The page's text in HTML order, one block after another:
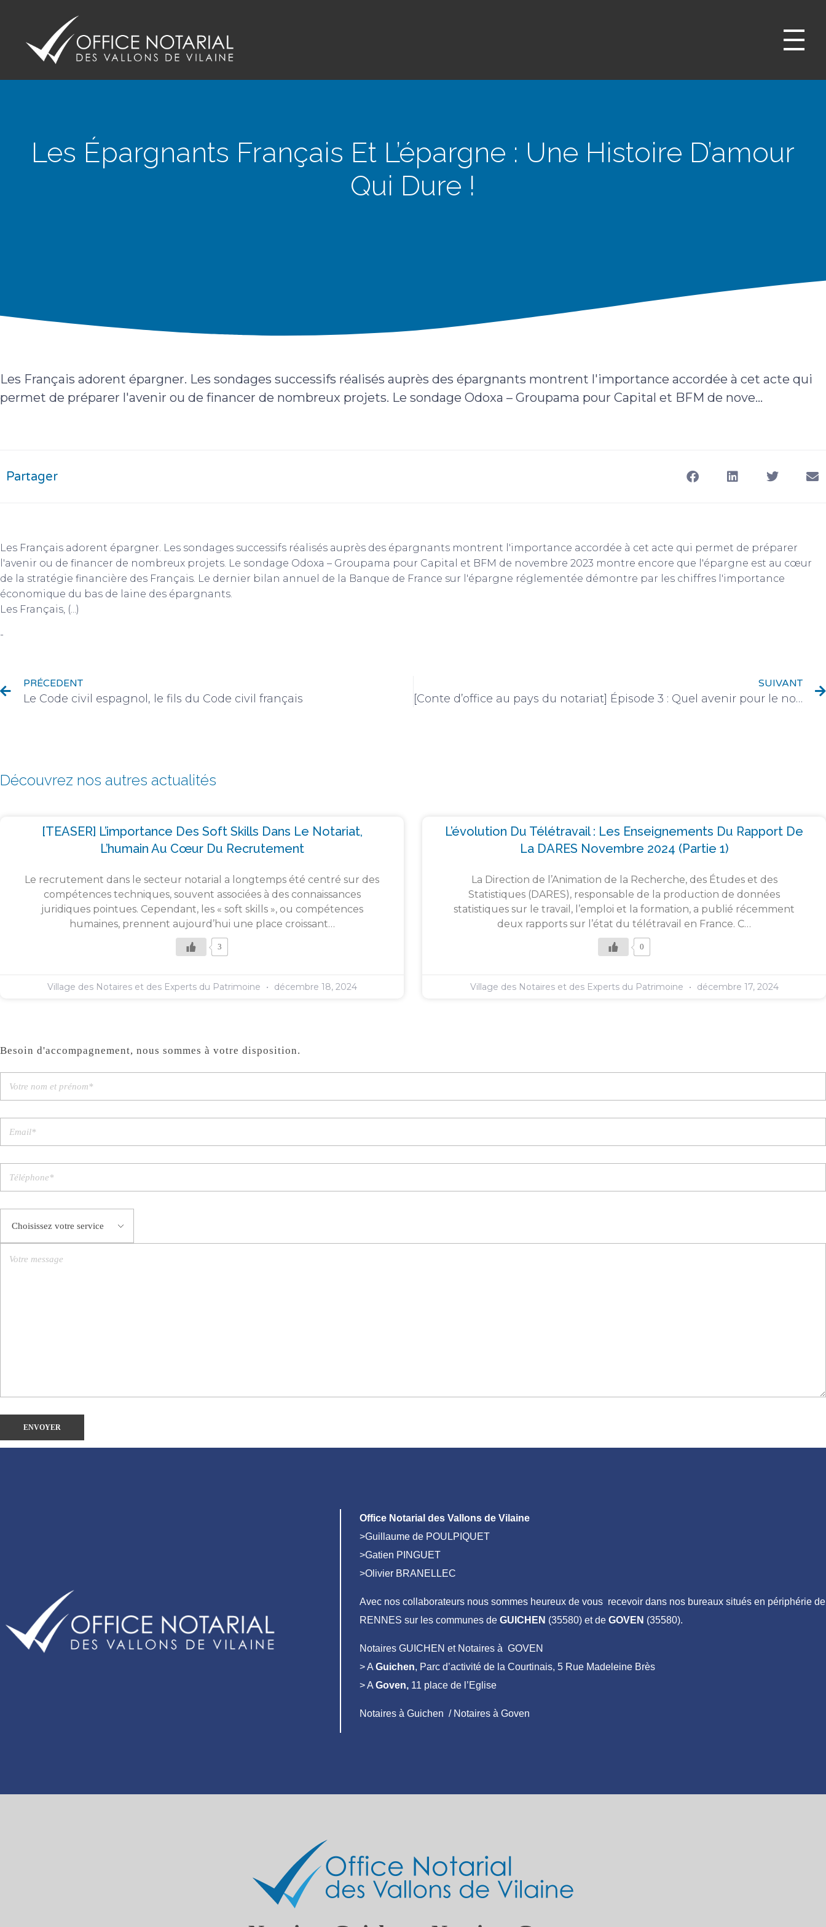
Les Épargnants Français Et L’épargne : Une Histoire D’amour
Qui Dure !
Les Français adorent épargner. Les sondages successifs réalisés auprès des épargnants montrent l'importance accordée à cet acte qui
permet de préparer l'avenir ou de financer de nombreux projets. Le sondage Odoxa – Groupama pour Capital et BFM de nove...
Partager
Les Français adorent épargner. Les sondages successifs réalisés auprès des épargnants montrent l'importance accordée à cet acte qui permet de préparer
l'avenir ou de financer de nombreux projets. Le sondage Odoxa – Groupama pour Capital et BFM de novembre 2023 montre encore que l'épargne est au cœur
de la stratégie financière des Français. Le dernier bilan annuel de la Banque de France sur l'épargne réglementée démontre par les chiffres l'importance
économique du bas de laine des épargnants.
Les Français, (...)
-
PRÉCEDENT
Le Code civil espagnol, le fils du Code civil français
SUIVANT
[Conte d’office au pays du notariat] Épisode 3 : Quel avenir pour le notariat ?
Découvrez nos autres actualités
[TEASER] L’importance Des Soft Skills Dans Le Notariat,
L’humain Au Cœur Du Recrutement
Le recrutement dans le secteur notarial a longtemps été centré sur des
compétences techniques, souvent associées à des connaissances
juridiques pointues. Cependant, les « soft skills », ou compétences
humaines, prennent aujourd’hui une place croissant…
3
Village des Notaires et des Experts du Patrimoine décembre 18, 2024
L’évolution Du Télétravail : Les Enseignements Du Rapport De
La DARES Novembre 2024 (partie 1)
La Direction de l’Animation de la Recherche, des Études et des
Statistiques (DARES), responsable de la production de données
statistiques sur le travail, l’emploi et la formation, a publié récemment
deux rapports sur l’état du télétravail en France. C…
0
Village des Notaires et des Experts du Patrimoine décembre 17, 2024
Besoin d'accompagnement, nous sommes à votre disposition.
Office Notarial des Vallons de Vilaine
>Guillaume de POULPIQUET
>Gatien PINGUET
>Olivier BRANELLEC
Avec nos collaborateurs nous sommes heureux de vous recevoir dans nos bureaux situés en périphérie de
RENNES sur les communes deGUICHEN (35580) et deGOVEN (35580).
Notaires GUICHEN et Notaires à GOVEN
> AGuichen, Parc d’activité de la Courtinais, 5 Rue Madeleine Brès
> AGoven, 11 place de l’Eglise
Notaires à Guichen / Notaires à Goven